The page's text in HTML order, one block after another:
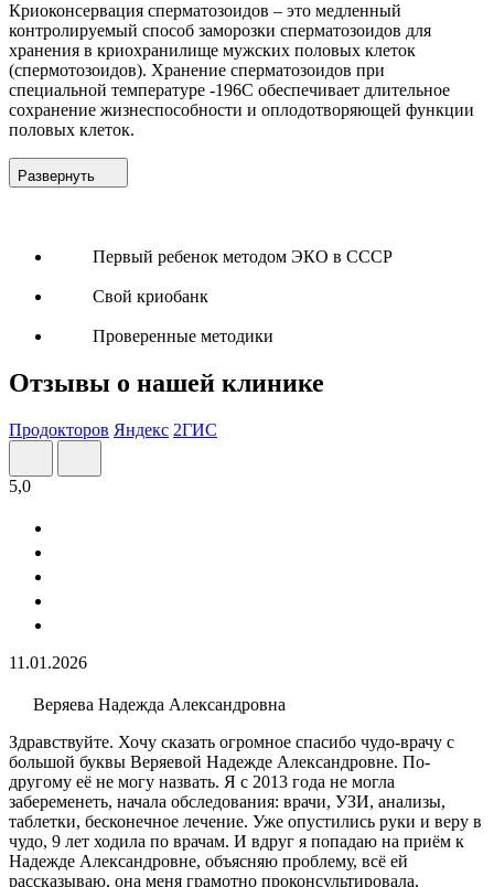
Криоконсервация сперматозоидов – это медленный
контролируемый способ заморозки сперматозоидов для
хранения в криохранилище мужских половых клеток
(спермотозоидов). Хранение сперматозоидов при
специальной температуре -196С обеспечивает длительное
сохранение жизнеспособности и оплодотворяющей функции
половых клеток.
Развернуть
Первый ребенок методом ЭКО в СССР
Свой криобанк
Проверенные методики
Отзывы о нашей клинике
Продокторов Яндекс 2ГИС
5,0
11.01.2026
Веряева Надежда Александровна
Здравствуйте. Хочу сказать огромное спасибо чудо-врачу с
большой буквы Веряевой Надежде Александровне. По-
другому её не могу назвать. Я с 2013 года не могла
забеременеть, начала обследования: врачи, УЗИ​, анализы​,
таблетки, бесконечное лечение. Уже опустились руки и веру в
чудо, 9 лет ходила по врачам. И вдруг я попадаю на приём к
Надежде Александровне, объясняю проблему, всё ей
рассказываю, она меня грамотно проконсультировала,